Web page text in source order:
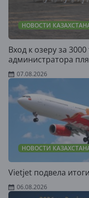
НОВОСТИ
Вход к озеру за
администратора
07.08.2026
НОВОСТИ
Vietjet подвела
06.08.2026